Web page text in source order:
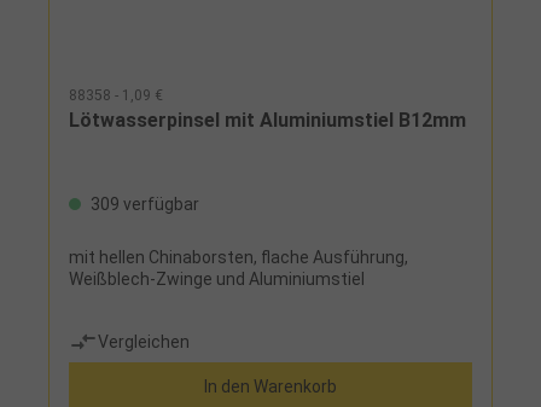
88358 - 1,09 €
Lötwasserpinsel mit Aluminiumstiel B12mm
309 verfügbar
mit hellen Chinaborsten, flache Ausführung,
Weißblech-Zwinge und Aluminiumstiel
Vergleichen
In den Warenkorb